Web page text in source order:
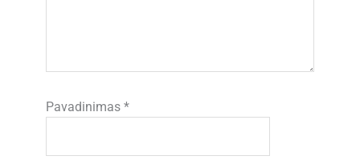
Pavadinimas*